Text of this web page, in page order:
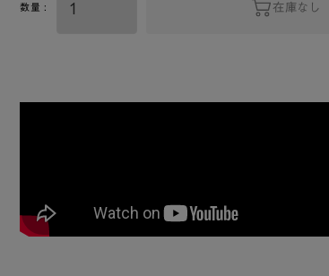
数量 : 在庫なし